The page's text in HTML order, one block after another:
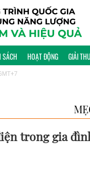
SÁCH HOẠT ĐỘNG GIẢI
trong gia